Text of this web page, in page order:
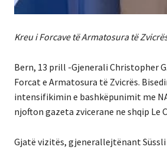
Kreu i Forcave të Armatosura të
Bern, 13 prill -Gjenerali Christopher
Forcat e Armatosura të Zvicrës.
intensifikimin e bashkëpunimit me
njofton gazeta zvicerane ne shqip Le
Gjatë vizitës, gjenerallejtënant